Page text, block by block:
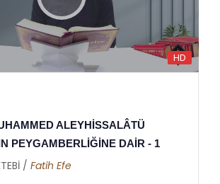
HD
ALEYHİSSALÂTÜ
PEYGAMBERLİĞİNE DAİR - 1
/ Fatih Efe